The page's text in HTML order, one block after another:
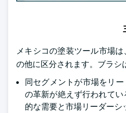
メキシコの塗装ツール市場
の他に区分されます。ブラシ
同セグメントが市場をリ
の革新が絶えず行われて
的な需要と市場リーダーシ